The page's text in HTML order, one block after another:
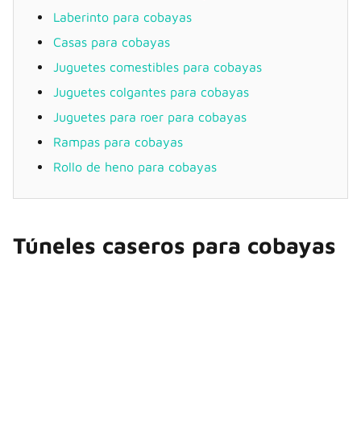
Laberinto para cobayas
Casas para cobayas
Juguetes comestibles para cobayas
Juguetes colgantes para cobayas
Juguetes para roer para cobayas
Rampas para cobayas
Rollo de heno para cobayas
Túneles caseros para cobayas